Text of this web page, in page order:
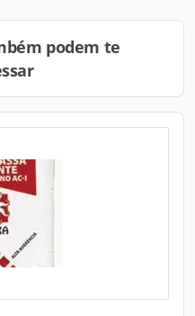
podem te